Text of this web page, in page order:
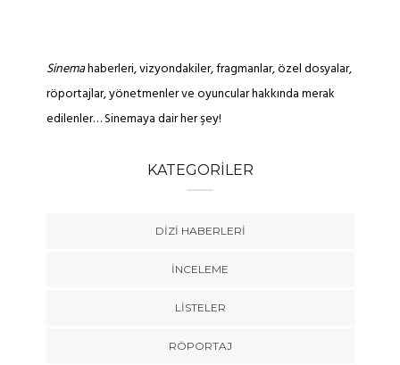
Sinemahaberleri, vizyondakiler, fragmanlar, özel dosyalar,
röportajlar, yönetmenler ve oyuncular hakkında merak
edilenler… Sinemaya dair her şey!
KATEGORILER
DIZI HABERLERI
İNCELEME
LISTELER
RÖPORTAJ